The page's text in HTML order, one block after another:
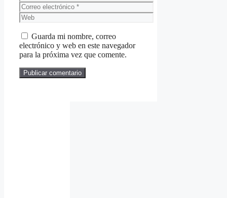
Correo
electrónico
Web
Guarda mi nombre, correo
electrónico y web en este navegador
para la próxima vez que comente.